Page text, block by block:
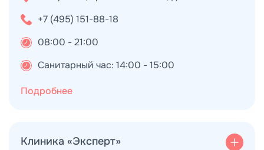
+7 (495) 151-88-18
08:00 - 21:00
Санитарный час: 14:00 - 15:00
Подробнее
Клиника «Эксперт»